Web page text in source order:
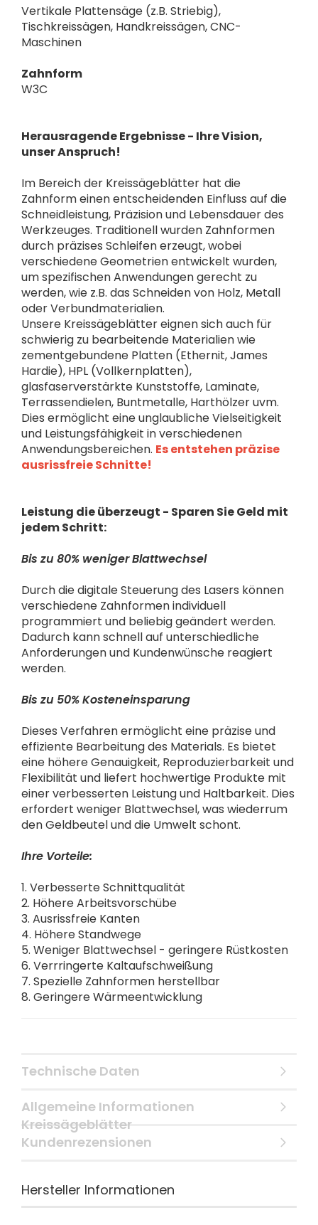
Vertikale Plattensäge (z.B. Striebig),
Tischkreissägen, Handkreissägen, CNC-
Maschinen
Zahnform
W3C
Herausragende Ergebnisse - Ihre Vision,
unser Anspruch!
Im Bereich der Kreissägeblätter hat die
Zahnform einen entscheidenden Einfluss auf die
Schneidleistung, Präzision und Lebensdauer des
Werkzeuges. Traditionell wurden Zahnformen
durch präzises Schleifen erzeugt, wobei
verschiedene Geometrien entwickelt wurden,
um spezifischen Anwendungen gerecht zu
werden, wie z.B. das Schneiden von Holz, Metall
oder Verbundmaterialien.
Unsere Kreissägeblätter eignen sich auch für
schwierig zu bearbeitende Materialien wie
zementgebundene Platten (Ethernit, James
Hardie), HPL (Vollkernplatten),
glasfaserverstärkte Kunststoffe, Laminate,
Terrassendielen, Buntmetalle, Harthölzer uvm.
Dies ermöglicht eine unglaubliche Vielseitigkeit
und Leistungsfähigkeit in verschiedenen
Anwendungsbereichen. Es entstehen präzise
ausrissfreie Schnitte!
Leistung die überzeugt - Sparen Sie Geld mit
jedem Schritt:
Bis zu 80% weniger Blattwechsel
Durch die digitale Steuerung des Lasers können
verschiedene Zahnformen individuell
programmiert und beliebig geändert werden.
Dadurch kann schnell auf unterschiedliche
Anforderungen und Kundenwünsche reagiert
werden.
Bis zu 50% Kosteneinsparung
Dieses Verfahren ermöglicht eine präzise und
effiziente Bearbeitung des Materials. Es bietet
eine höhere Genauigkeit, Reproduzierbarkeit und
Flexibilität und liefert hochwertige Produkte mit
einer verbesserten Leistung und Haltbarkeit. Dies
erfordert weniger Blattwechsel, was wiederrum
den Geldbeutel und die Umwelt schont.
Ihre Vorteile:
1. Verbesserte Schnittqualität
2. Höhere Arbeitsvorschübe
3. Ausrissfreie Kanten
4. Höhere Standwege
5. Weniger Blattwechsel - geringere Rüstkosten
6. Verrringerte Kaltaufschweißung
7. Spezielle Zahnformen herstellbar
8. Geringere Wärmeentwicklung
Technische Daten
Allgemeine Informationen
Kreissägeblätter
Kundenrezensionen
Hersteller Informationen